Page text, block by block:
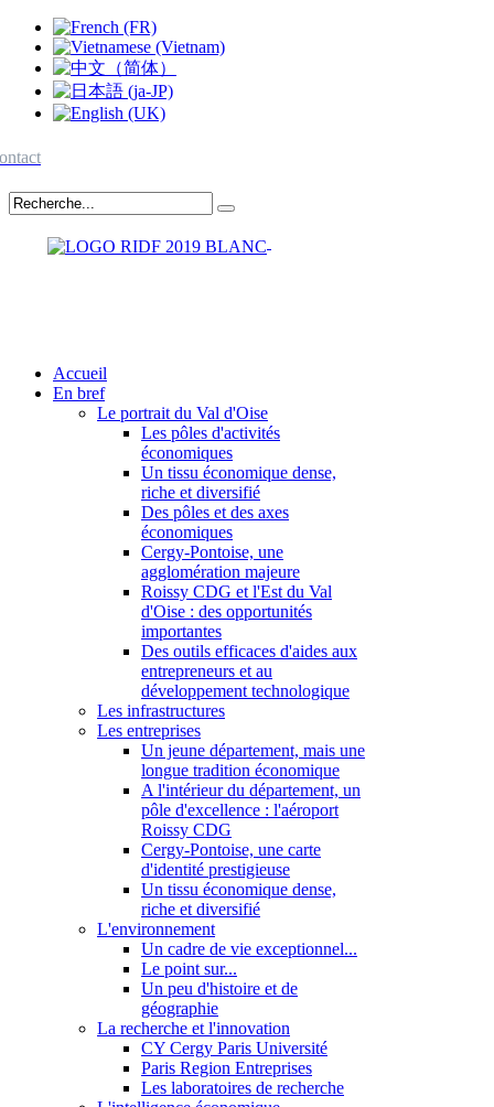
Accueil
En bref
Le portrait du Val d'Oise
Les pôles d'activités
économiques
Un tissu économique dense,
riche et diversifié
Des pôles et des axes
économiques
Cergy-Pontoise, une
agglomération majeure
Roissy CDG et l'Est du Val
d'Oise : des opportunités
importantes
Des outils efficaces d'aides aux
entrepreneurs et au
développement technologique
Les infrastructures
Les entreprises
Un jeune département, mais une
longue tradition économique
A l'intérieur du département, un
pôle d'excellence : l'aéroport
Roissy CDG
Cergy-Pontoise, une carte
d'identité prestigieuse
Un tissu économique dense,
riche et diversifié
L'environnement
Un cadre de vie exceptionnel...
Le point sur...
Un peu d'histoire et de
géographie
La recherche et l'innovation
CY Cergy Paris Université
Paris Region Entreprises
Les laboratoires de recherche